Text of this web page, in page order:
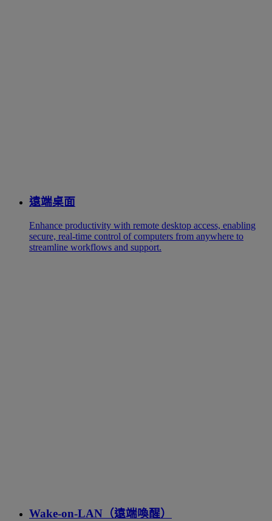
遠端桌面
Enhance productivity with remote desktop access, enabling
secure, real-time control of computers from anywhere to
streamline workflows and support.
Wake-on-LAN（遠端喚醒）